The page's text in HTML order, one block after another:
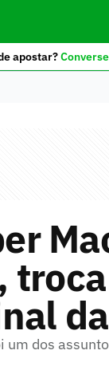
apostar?
um dos